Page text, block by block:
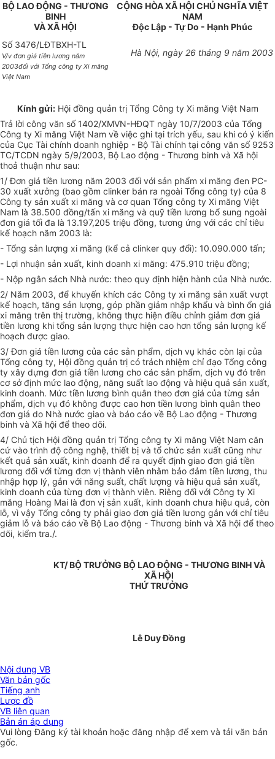
BỘ LAO ĐỘNG - THƯƠNG
BINH
VÀ XÃ HỘI
CỘNG HÒA XÃ HỘI CHỦ NGHĨA VIỆT
NAM
Độc Lập - Tự Do - Hạnh Phúc
Số 3476/LĐTBXH-TL
V/v đơn giá tiền lương năm
2003đối với Tổng công ty Xi măng
Việt Nam
Hà Nội, ngày 26 tháng 9 năm 2003
Kính gửi:Hội đồng quản trị Tổng Công ty Xi măng Việt Nam
Trả lời công văn số 1402/XMVN-HĐQT ngày 10/7/2003 của Tổng
Công ty Xi măng Việt Nam về việc ghi tại trích yếu, sau khi có ý kiến
của Cục Tài chính doanh nghiệp - Bộ Tài chính tại công văn số 9253
TC/TCDN ngày 5/9/2003, Bộ Lao động - Thương binh và Xã hội
thoả thuận như sau:
1/ Đơn giá tiền lương năm 2003 đối với sản phẩm xi măng đen PC-
30 xuất xưởng (bao gồm clinker bán ra ngoài Tổng công ty) của 8
Công ty sản xuất xi măng và cơ quan Tổng công ty Xi măng Việt
Nam là 38.500 đồng/tấn xi măng và quỹ tiền lương bổ sung ngoài
đơn giá tối đa là 13.197,205 triệu đồng, tương ứng với các chỉ tiêu
kế hoạch năm 2003 là:
- Tổng sản lượng xi măng (kể cả clinker quy đổi): 10.090.000 tấn;
- Lợi nhuận sản xuất, kinh doanh xi măng: 475.910 triệu đồng;
- Nộp ngân sách Nhà nước: theo quy định hiện hành của Nhà nước.
2/ Năm 2003, để khuyến khích các Công ty xi măng sản xuất vượt
kế hoạch, tăng sản lượng, góp phần giảm nhập khẩu và bình ổn giá
xi măng trên thị trường, không thực hiện điều chỉnh giảm đơn giá
tiền lương khi tổng sản lượng thực hiện cao hơn tổng sản lượng kế
hoạch được giao.
3/ Đơn giá tiền lương của các sản phẩm, dịch vụ khác còn lại của
Tổng công ty, Hội đồng quản trị có trách nhiệm chỉ đạo Tổng công
ty xây dựng đơn giá tiền lương cho các sản phẩm, dịch vụ đó trên
cơ sở định mức lao động, năng suất lao động và hiệu quả sản xuất,
kinh doanh. Mức tiền lương bình quân theo đơn giá của từng sản
phẩm, dịch vụ đó không được cao hơn tiền lương bình quân theo
đơn giá do Nhà nước giao và báo cáo về Bộ Lao động - Thương
binh và Xã hội để theo dõi.
4/ Chủ tịch Hội đồng quản trị Tổng công ty Xi măng Việt Nam căn
cứ vào trình độ công nghệ, thiết bị và tổ chức sản xuất cũng như
kết quả sản xuất, kinh doanh để ra quyết định giao đơn giá tiền
lương đối với từng đơn vị thành viên nhằm bảo đảm tiền lương, thu
nhập hợp lý, gắn với năng suất, chất lượng và hiệu quả sản xuất,
kinh doanh của từng đơn vị thành viên. Riêng đối với Công ty Xi
măng Hoàng Mai là đơn vị sản xuất, kinh doanh chưa hiệu quả, còn
lỗ, vì vậy Tổng công ty phải giao đơn giá tiền lương gắn với chỉ tiêu
giảm lỗ và báo cáo về Bộ Lao động - Thương binh và Xã hội để theo
dõi, kiểm tra./.
KT/ BỘ TRƯỞNG BỘ LAO ĐỘNG - THƯƠNG BINH VÀ
XÃ HỘI
THỨ TRƯỞNG
Lê Duy Đồng
Nội dung VB
Văn bản gốc
Tiếng anh
Lược đồ
VB liên quan
Bản án áp dụng
Vui lòngĐăng ký tài khoản hoặc đăng nhập để xem và tải văn bản
gốc.